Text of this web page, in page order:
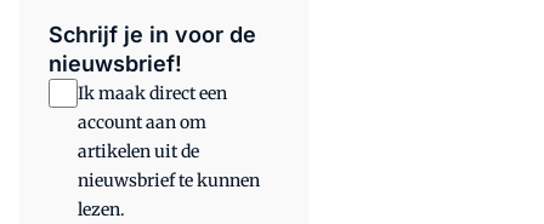
Schrijf je in voor de
nieuwsbrief!
Ik maak direct een
account aan om
artikelen uit de
nieuwsbrief te kunnen
lezen.